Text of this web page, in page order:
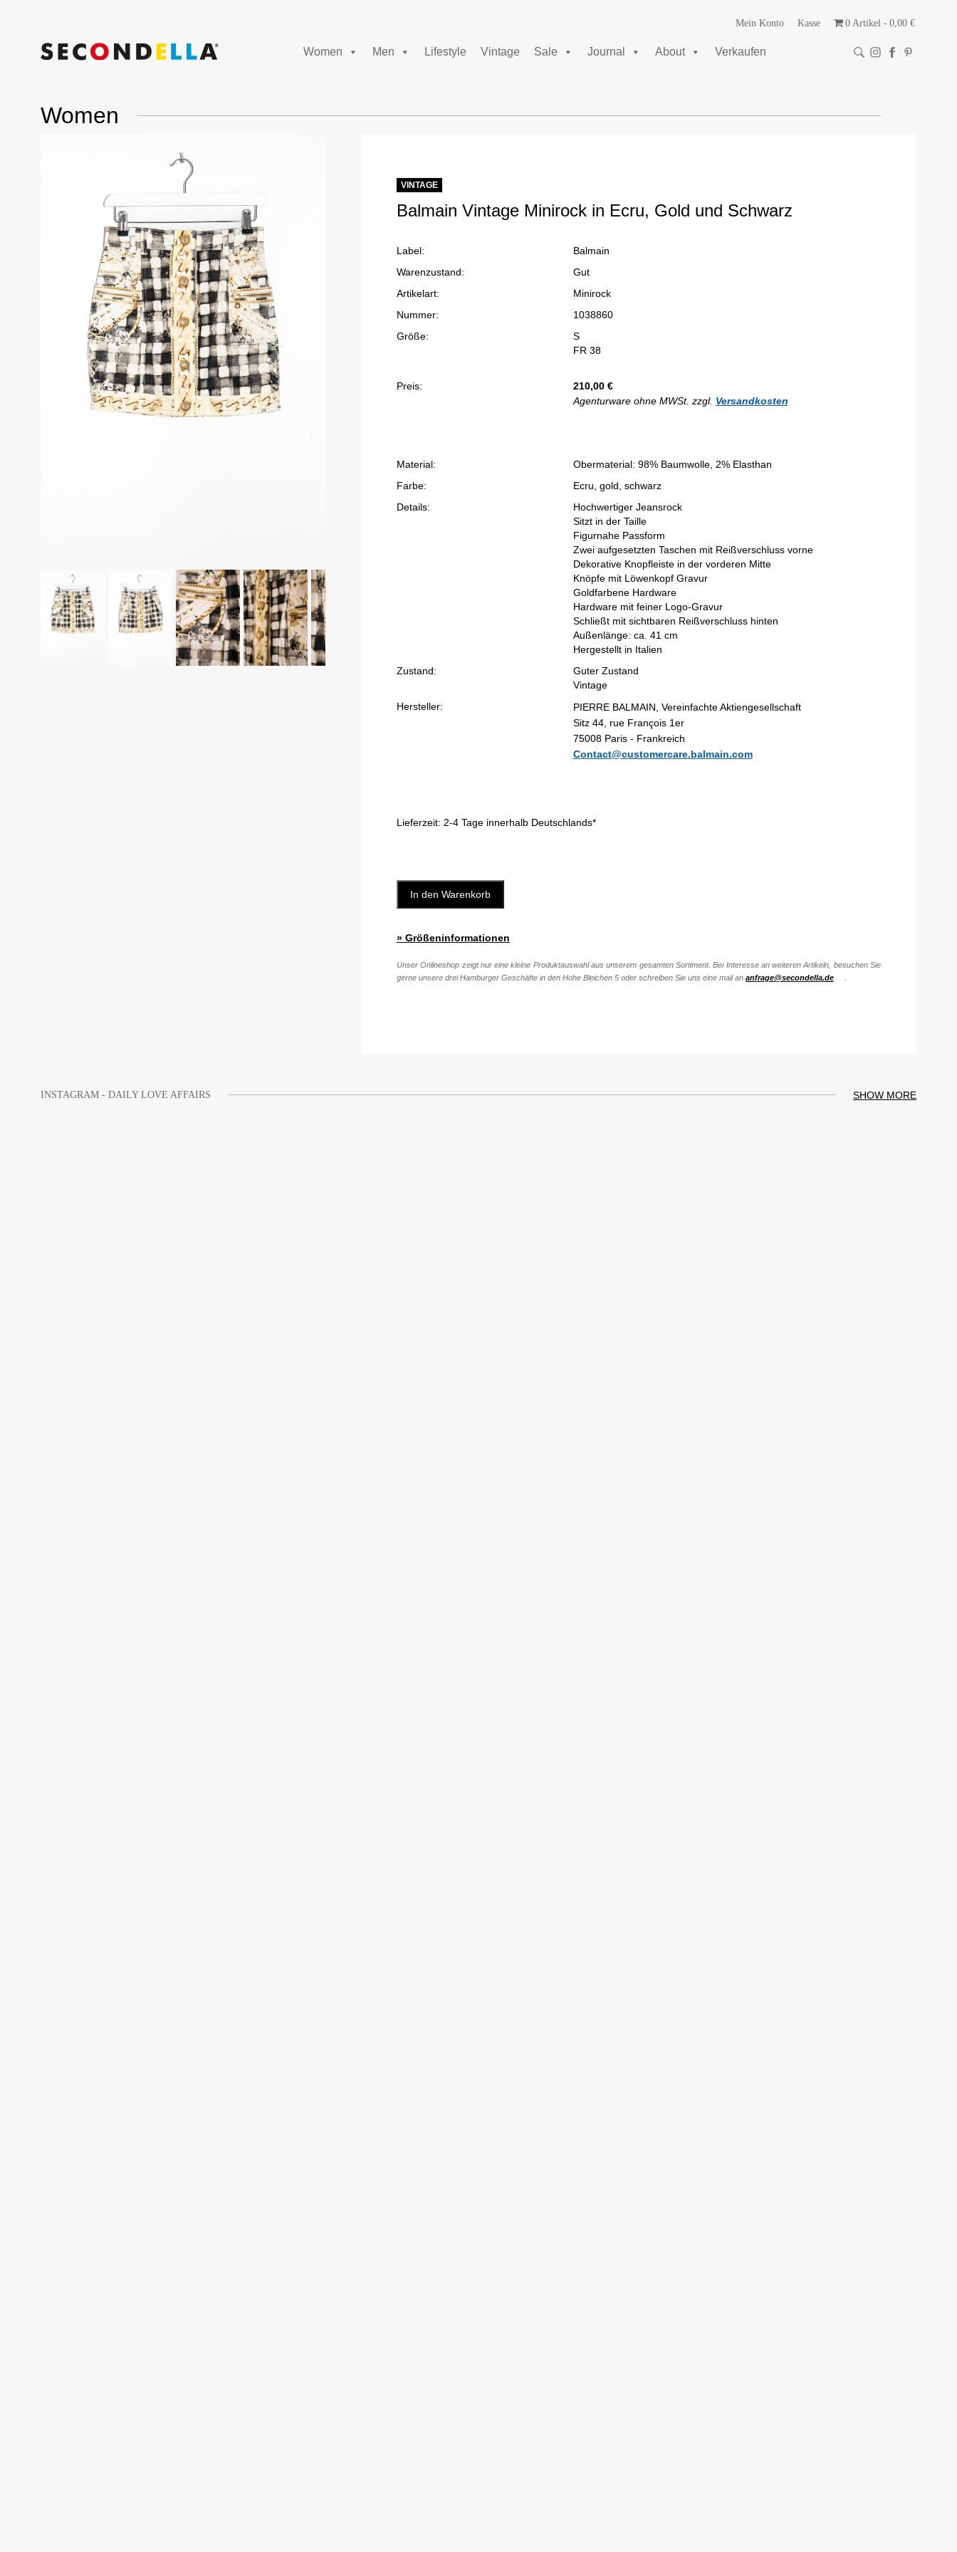
Mein Konto Kasse 0 Artikel 0,00 €
Women Men Lifestyle Vintage Sale Journal About Verkaufen
Women
VINTAGE
Balmain Vintage Minirock in Ecru, Gold und Schwarz
Label:
Balmain
Warenzustand:
Gut
Artikelart:
Minirock
Nummer:
1038860
Größe:
S
FR 38
Preis: 210,00 €
Agenturware ohne MWSt. zzgl. Versandkosten
Material:
Obermaterial: 98% Baumwolle, 2% Elasthan
Farbe:
Ecru, gold, schwarz
Details:
Hochwertiger Jeansrock
Sitzt in der Taille
Figurnahe Passform
Zwei aufgesetzten Taschen mit Reißverschluss vorne
Dekorative Knopfleiste in der vorderen Mitte
Knöpfe mit Löwenkopf Gravur
Goldfarbene Hardware
Hardware mit feiner Logo-Gravur
Schließt mit sichtbaren Reißverschluss hinten
Außenlänge: ca. 41 cm
Hergestellt in Italien
Zustand:
Guter Zustand
Vintage
Hersteller:
PIERRE BALMAIN, Vereinfachte Aktiengesellschaft
Sitz 44, rue François 1er
75008 Paris - Frankreich
Contact@customercare.balmain.com
Lieferzeit: 2-4 Tage innerhalb Deutschlands*
In den Warenkorb
» Größeninformationen
Unser Onlineshop zeigt nur eine kleine Produktauswahl aus unserem gesamten Sortiment. Bei Interesse an weiteren Artikeln, besuchen Sie
gerne unsere drei Hamburger Geschäfte in den Hohe Bleichen 5 oder schreiben Sie uns eine mail an anfrage@secondella.de
INSTAGRAM - DAILY LOVE AFFAIRS SHOW MORE